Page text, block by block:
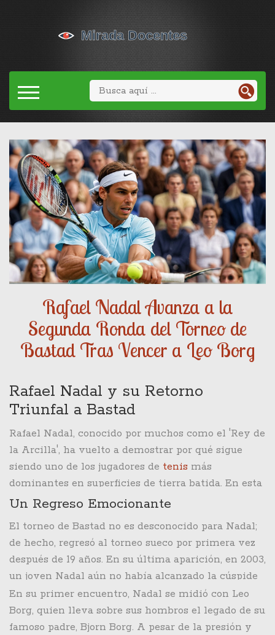
Rafael Nadal Avanza a la
Segunda Ronda del Torneo de
Bastad Tras Vencer a Leo Borg
Rafael Nadal y su Retorno
Triunfal a Bastad
Rafael Nadal, conocido por muchos como el 'Rey de
la Arcilla', ha vuelto a demostrar por qué sigue
siendo uno de los jugadores de tenis más
dominantes en superficies de tierra batida. En esta
ocasión, en el Torneo de Bastad, Nadal se enfrentó
legendario Bjorn Borg, con un marcador de 6-3, 6-4.
Esta victoria no solo reafirma su dominio en
arcilla, sino que también marca su regreso a un
torneo del que estuvo ausente durante casi dos
décadas.
Un Regreso Emocionante
El torneo de Bastad no es desconocido para Nadal;
de hecho, regresó al torneo sueco por primera vez
después de 19 años. En su última aparición, en 2003,
un joven Nadal aún no había alcanzado la cúspide
de su carrera, pero ya mostraba las señales de ser
una futura estrella. Este año, su vuelta ha sido
esperada con gran anticipación, y ha subrayado lo
En su primer encuentro, Nadal se midió con Leo
Borg, quien lleva sobre sus hombros el legado de su
famoso padre, Bjorn Borg. A pesar de la presión y